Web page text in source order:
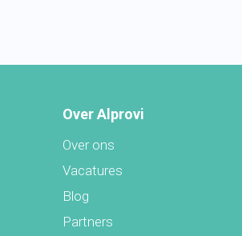
Over Alprovi
Over ons
Vacatures
Blog
Partners